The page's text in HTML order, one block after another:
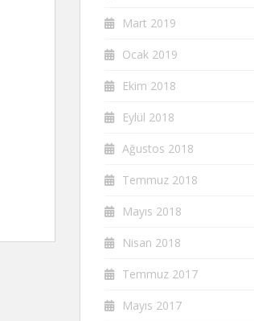
Mart 2019
Ocak 2019
Ekim 2018
Eylül 2018
Ağustos 2018
Temmuz 2018
Mayıs 2018
Nisan 2018
Temmuz 2017
Mayıs 2017